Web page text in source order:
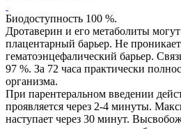
Биодоступность 100 %.
Дротаверин и его метаболиты
плацентарный барьер. Не проникает
гематоэнцефалический барьер.
97 %. За 72 часа практически
организма.
При парентеральном введении
проявляется через 2-4 минуты.
наступает через 30 минут.